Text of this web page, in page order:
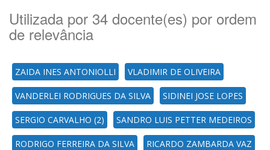
Utilizada por 34 docente(es) por ordem
de relevância
ZAIDA INES ANTONIOLLI VLADIMIR DE OLIVEIRA
VANDERLEI RODRIGUES DA SILVA SIDINEI JOSE LOPES
SERGIO CARVALHO (2) SANDRO LUIS PETTER MEDEIROS
RODRIGO FERREIRA DA SILVA RICARDO ZAMBARDA VAZ